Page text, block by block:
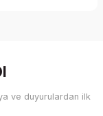
ve duyurulardan ilk